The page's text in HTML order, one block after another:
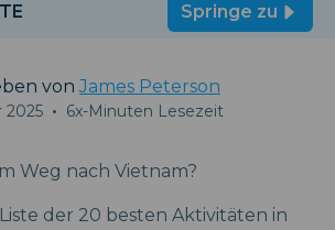
Springe zu
von James Peterson
2025 • 6x-Minuten Lesezeit
Weg nach Vietnam?
der 20 besten Aktivitäten in